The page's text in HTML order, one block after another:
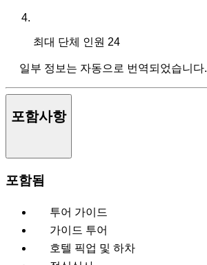
최대 단체 인원 24
일부 정보는 자동으로 번역되었습니다.
포함사항
포함됨
투어 가이드
가이드 투어
호텔 픽업 및 하차